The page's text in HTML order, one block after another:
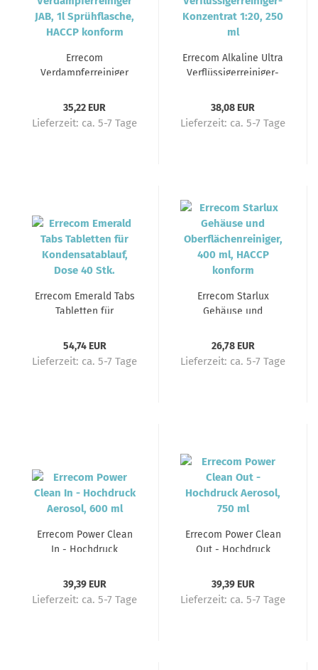
Errecom
Verdampferreiniger
HACCP konform
35,22 EUR
Lieferzeit: ca. 5-7 Tage
Errecom Alkaline Ultra
Verflüssigerreiniger-
38,08 EUR
Lieferzeit: ca. 5-7 Tage
Errecom Emerald Tabs
Tabletten für
40 Stk.
54,74 EUR
Lieferzeit: ca. 5-7 Tage
Errecom Starlux
Gehäuse und
400 ml, HACCP
konform
26,78 EUR
Lieferzeit: ca. 5-7 Tage
Errecom Power Clean
In - Hochdruck
39,39 EUR
Lieferzeit: ca. 5-7 Tage
Errecom Power Clean
Out - Hochdruck
39,39 EUR
Lieferzeit: ca. 5-7 Tage